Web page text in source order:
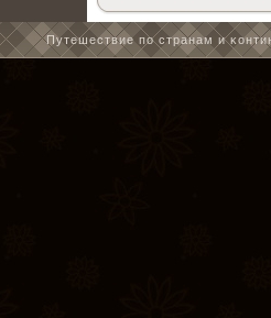
Путешествие по странам и